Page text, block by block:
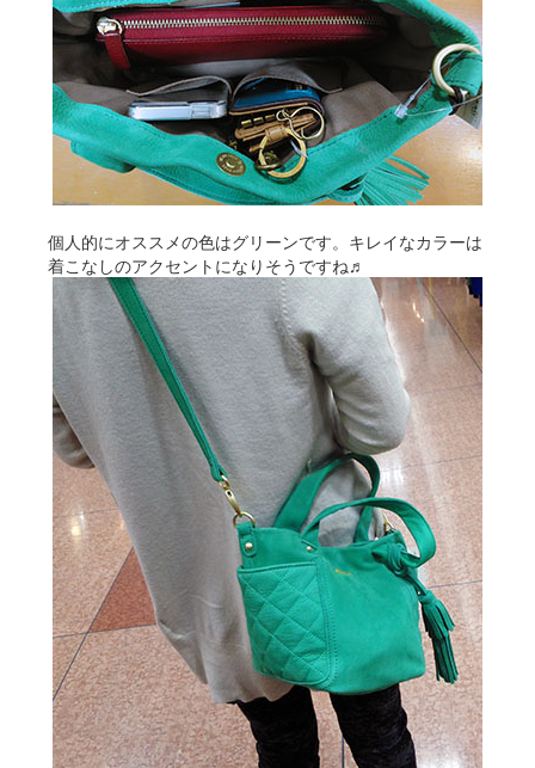
個人的にオススメの色はグリーンです。キレイなカラーは
着こなしのアクセントになりそうですね♬